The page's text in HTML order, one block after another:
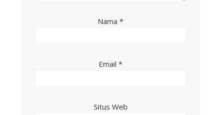
Nama *
Email *
Situs Web